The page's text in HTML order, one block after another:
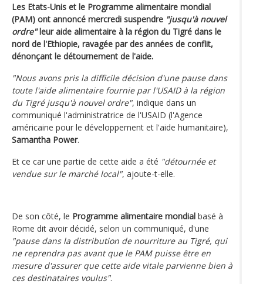
Les Etats-Unis et le Programme alimentaire mondial
(PAM) ont annoncé mercredi suspendre "jusqu'à nouvel
ordre"leur aide alimentaire à la région du Tigré dans le
nord de l'Ethiopie, ravagée par des années de conflit,
dénonçant le détournement de l'aide.
"Nous avons pris la difficile décision d'une pause dans
toute l'aide alimentaire fournie par l'USAID à la région
du Tigré jusqu'à nouvel ordre", indique dans un
communiqué l'administratrice de l'USAID (l'Agence
américaine pour le développement et l'aide humanitaire),
Samantha Power.
Et ce car une partie de cette aide a été "détournée et
vendue sur le marché local", ajoute-t-elle.
De son côté, le Programme alimentaire mondial basé à
Rome dit avoir décidé, selon un communiqué, d'une
"pause dans la distribution de nourriture au Tigré, qui
ne reprendra pas avant que le PAM puisse être en
mesure d'assurer que cette aide vitale parvienne bien à
ces destinataires voulus".